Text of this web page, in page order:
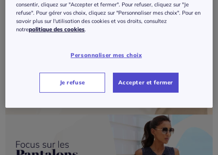
consentir, cliquez sur "Accepter et fermer". Pour refuser, cliquez sur "Je
refuse". Pour gérer vos choix, cliquez sur "Personnaliser mes choix". Pour en
savoir plus sur l'utilisation des cookies et vos droits, consultez
notrepolitique des cookies
Personnaliser mes choix
Je refuse Accepter et fermer